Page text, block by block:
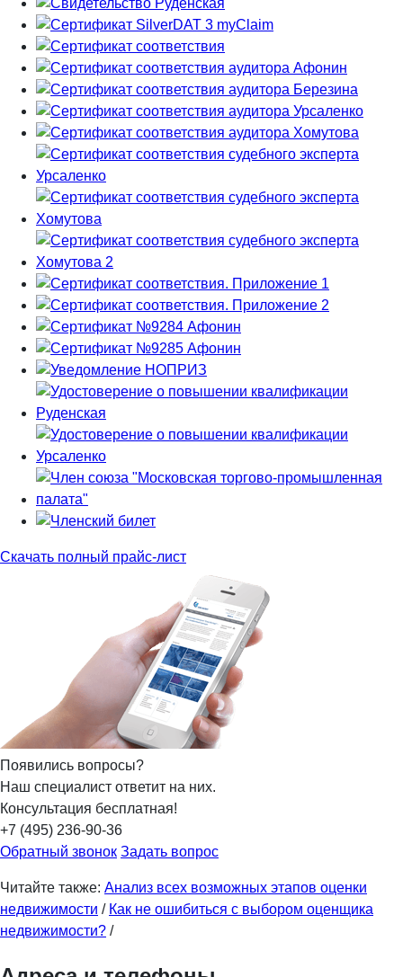
Скачать полный прайс-лист
Появились вопросы?
Наш специалист ответит на них.
Консультация бесплатная!
+7 (495) 236-90-36
Обратный звонок Задать вопрос
Читайте также: Анализ всех возможных этапов оценки
недвижимости / Как не ошибиться с выбором оценщика
недвижимости? /